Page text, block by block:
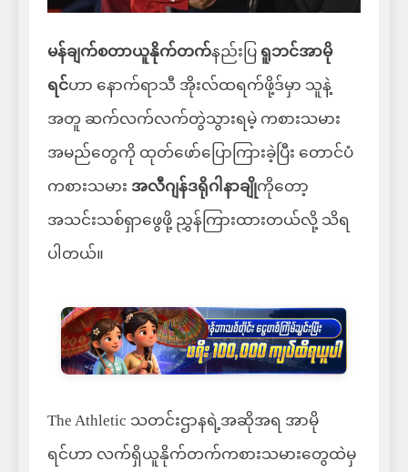
မန်ချက်စတာယူနိုက်တက်နည်းပြ ရူဘင်အာမို
ရင်ဟာ နောက်ရာသီ အိုးလ်ထရက်ဖို့ဒ်မှာ သူနဲ့
အတူ ဆက်လက်လက်တွဲသွားရမဲ့ ကစားသမား
အမည်တွေကို ထုတ်ဖော်ပြောကြားခဲ့ပြီး တောင်ပံ
ကစားသမား အလီဂျန်ဒရိုဂါနာချိုကိုတော့
အသင်းသစ်ရှာဖွေဖို့ ညွှန်ကြားထားတယ်လို့ သိရ
ပါတယ်။
The Athletic သတင်းဌာနရဲ့အဆိုအရ အာမို
ရင်ဟာ လက်ရှိယူနိုက်တက်ကစားသမားတွေထဲမှ